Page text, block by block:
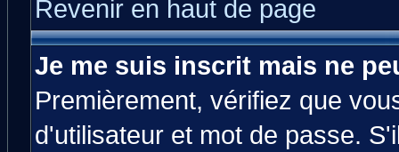
Revenir en haut de page
Je me suis inscrit mais ne
Premièrement, vérifiez que
d'utilisateur et mot de passe.